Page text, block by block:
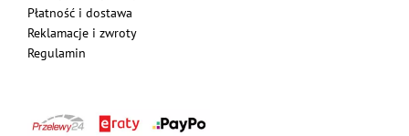
Płatność i dostawa
Reklamacje i zwroty
Regulamin